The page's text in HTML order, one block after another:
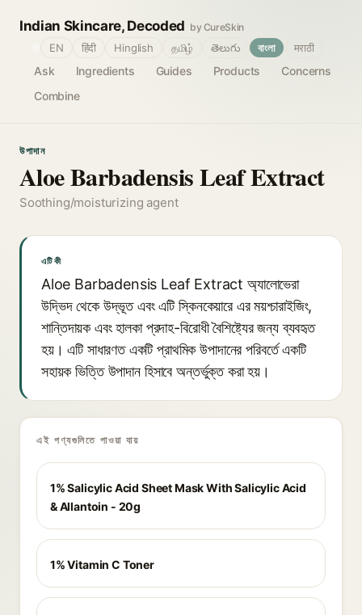
Indian Skincare, Decoded by CureSkin
Ask Ingredients Guides Products
Concerns
Combine
EN हिंदी Hinglish தமிழ் తెలుగు বাংলা मराठी
উপাদান
Aloe Barbadensis Leaf Extract
Soothing/moisturizing agent
এটি কী
Aloe Barbadensis Leaf Extract অ্যালোভেরা
উদ্ভিদ থেকে উদ্ভূত এবং এটি স্কিনকেয়ারে এর ময়শ্চারাইজিং,
শান্তিদায়ক এবং হালকা প্রদাহ-বিরোধী বৈশিষ্ট্যের জন্য ব্যবহৃত
হয়। এটি সাধারণত একটি প্রাথমিক উপাদানের পরিবর্তে একটি
সহায়ক ভিত্তি উপাদান হিসাবে অন্তর্ভুক্ত করা হয়।
এই পণ্যগুলিতে পাওয়া যায়
1% Salicylic Acid Sheet Mask With Salicylic Acid
& Allantoin - 20g
1% Vitamin C Toner